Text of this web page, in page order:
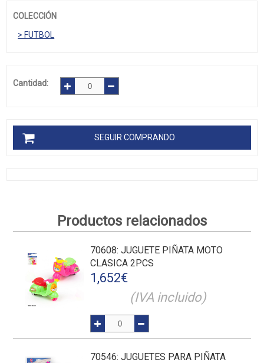
COLECCIÓN
> FUTBOL
Cantidad:
SEGUIR COMPRANDO
Productos relacionados
70608: JUGUETE PIÑATA MOTO
CLASICA 2PCS
1,652€
(IVA incluido)
70546: JUGUETES PARA PIÑATA